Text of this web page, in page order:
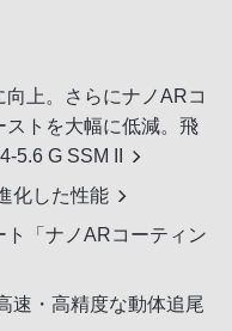
上。さらにナノARコ
ストを大幅に低減。飛
5.6 G SSM II
化した性能
「ナノARコーティン
速・高精度な動体追尾